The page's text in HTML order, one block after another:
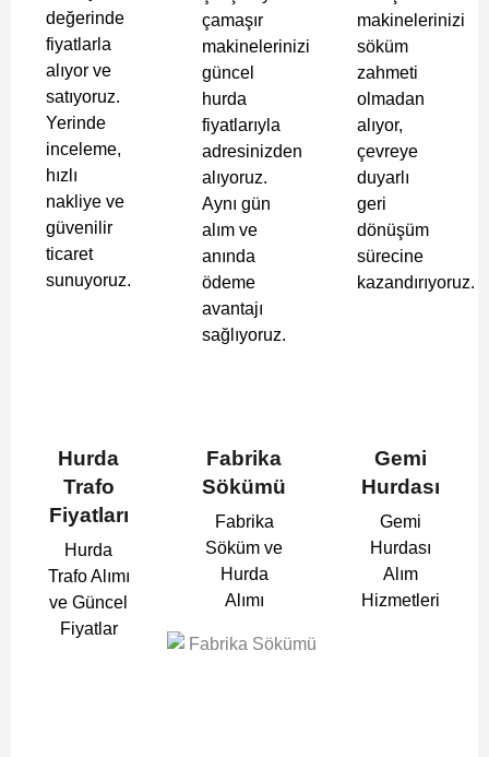
değerinde
fiyatlarla
alıyor ve
satıyoruz.
Yerinde
inceleme,
hızlı
nakliye ve
güvenilir
ticaret
sunuyoruz.
çamaşır
makinelerinizi
güncel
hurda
fiyatlarıyla
adresinizden
alıyoruz.
Aynı gün
alım ve
anında
ödeme
avantajı
sağlıyoruz.
makinelerinizi
söküm
zahmeti
olmadan
alıyor,
çevreye
duyarlı
geri
dönüşüm
sürecine
kazandırıyoruz.
Hurda
Trafo
Fiyatları
Hurda
Trafo Alımı
ve Güncel
Fiyatlar
Fabrika
Sökümü
Fabrika
Söküm ve
Hurda
Alımı
Gemi
Hurdası
Gemi
Hurdası
Alım
Hizmetleri